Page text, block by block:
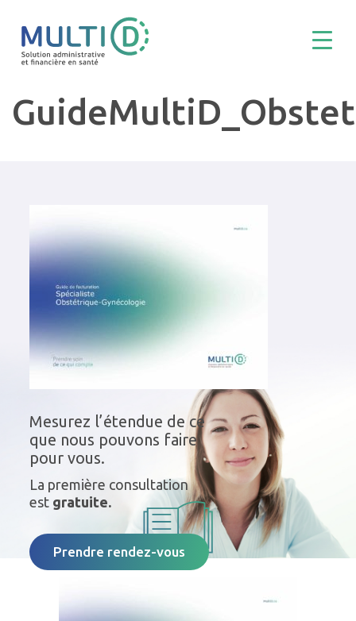
Mesurez l’étendue de ce
que nous pouvons faire
pour vous.
La première consultation
est gratuite.
Prendre rendez-vous